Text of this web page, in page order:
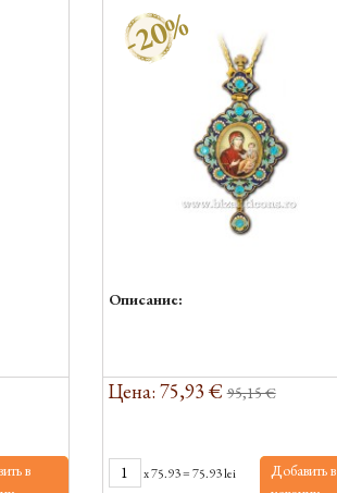
в
-20%
Описание:
Цена: 75,93 € 95,15 €
x75.93=75.93 lei
Добавить в